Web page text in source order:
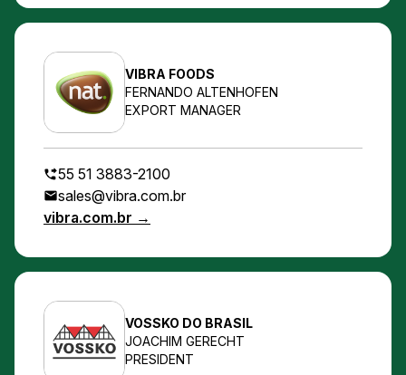
VIBRA FOODS
FERNANDO ALTENHOFEN
EXPORT MANAGER
55 51 3883-2100
sales@vibra.com.br
vibra.com.br →
VOSSKO DO BRASIL
JOACHIM GERECHT
PRESIDENT